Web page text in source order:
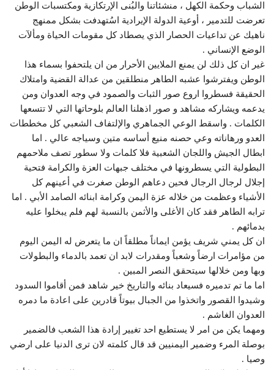
الشباب وحكمة الكهل ، منشئاتنا والبُنى الإرتكازية ومكتسبات الوطن
تعرضت للتدمير ، أوعية الدولة الإيرادية اسُتهدفت بشكل ممنهج
ناهيك عن تداعيات الحصار الذي يصطاد كل مقومات الحياة ومألآت
الوضع الإنساني .
غير ان كل ذلك لن يمنع الملايين الأحرار من ان يلتحفوا بسماء هذا
الوطن ويفترشوا عشبه الطاهر منطلقين من عدالة القضية وامتلاك
الحقيقة فسطروا اروع صور الثبات والصمود في وجه العدوان ومن
يدعمه ويشاركه مشاهد و صور اذهلنا العالم بلوحاتها التي لا تتسعها
الكلمات . واسقط الوعي الجماهري والإلتفاف الشعبي كل مخططات
العدو ورهاناته وعي حصنه منيع أساسه متين وسياجه عالي . اما
ابطال الجيش واللجان الشعبية فلا كلمات ولا سطور تصف ملاحمهم
البطولية التي يسطرونها في مختلف جبهات العزة والكرامة فتحية
إجلال لرجال الرجال فحين دعاهم الوطن صغرت في أعينهم كل
الأشياء وعظمت من خلاله عزة اليمن وكرامة ابنائه الصامد الأبي . اما
ترابه الطاهر فقد كان الأغلى والأثمن بالنسبة لهم فلم يبخلوا عليه
بدمائهم .
ان كل يمني شريف يؤمن ايماناً مطلقاً ان ما يتعرض له اليمن اليوم
من مؤامرات ارضاً وشعباً ومقدرات لابد ان تعمد بالدماء والبطولات
وبها ومن خلالها سيتحقق النصر المبين .
اما ما تم تدميره فسيعاد بنائه والتاريخ خير شاهد فمن أقاموا السدود
وشيدوا القصور واتخذوا من الجبال بيوتاً قادرين على اعادة ما دمره
العدوان الغاشم .
ومهما يكن من امر لا يستطيع احد تغيير إرادة هذا الشعب فالضمير
بوصلة المرء وضمير اليمنيين قد قال كلمته لان ترى الدنيا على ارضي
وصيا .